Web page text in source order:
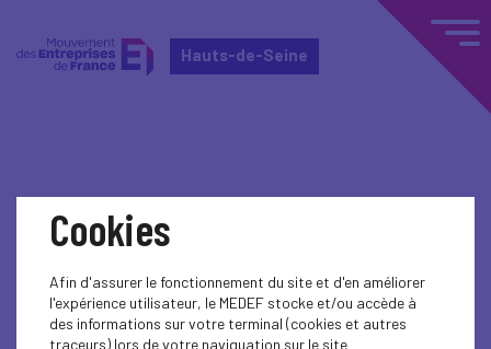
Hauts-de-Seine
Événements nationaux
ENTREPRENEURIAT
Cookies
Afin d'assurer le fonctionnement du site et d'en améliorer
l'expérience utilisateur, le MEDEF stocke et/ou accède à
des informations sur votre terminal (cookies et autres
traceurs) lors de votre naviguation sur le site